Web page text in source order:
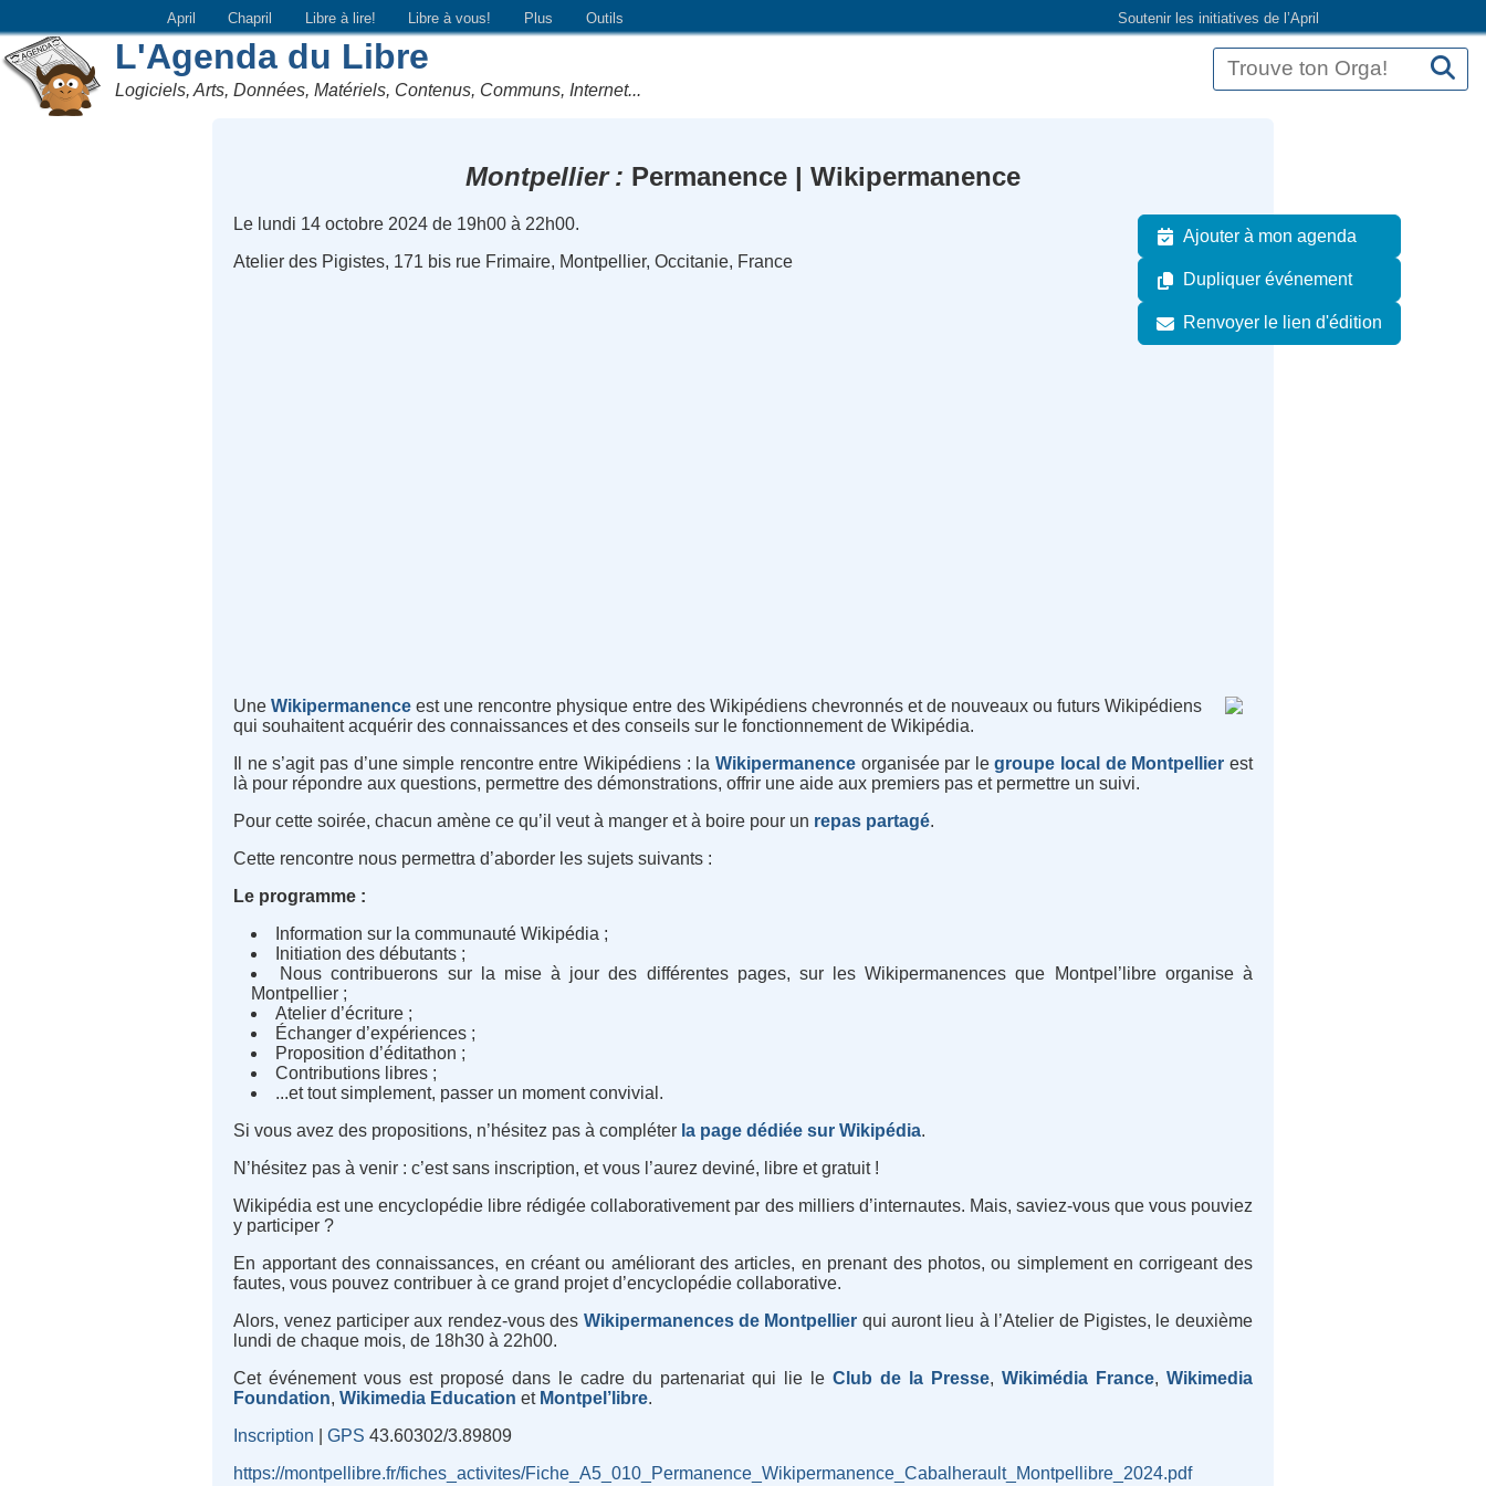
Soutenir les initiatives de l’April
April Chapril Libre à lire! Libre à vous! Plus Outils
L'Agenda du Libre
Logiciels, Arts, Données, Matériels, Contenus, Communs, Internet...
Montpellier Permanence | Wikipermanence
Ajouter à mon agenda
Dupliquer événement
Renvoyer le lien d'édition
Le lundi 14 octobre 2024 de 19h00 à 22h00.
Atelier des Pigistes, 171 bis rue Frimaire, Montpellier, Occitanie, France
UneWikipermanence est une rencontre physique entre des Wikipédiens chevronnés et de nouveaux ou futurs Wikipédiens
qui souhaitent acquérir des connaissances et des conseils sur le fonctionnement de Wikipédia.
Il ne s’agit pas d’une simple rencontre entre Wikipédiens : la Wikipermanenceorganisée par legroupe local de Montpellier est
là pour répondre aux questions, permettre des démonstrations, offrir une aide aux premiers pas et permettre un suivi.
Pour cette soirée, chacun amène ce qu’il veut à manger et à boire pour un repas partagé.
Cette rencontre nous permettra d’aborder les sujets suivants :
Le programme :
Information sur la communauté Wikipédia ;
Initiation des débutants ;
Nous contribuerons sur la mise à jour des différentes pages, sur les Wikipermanences que Montpel’libre organise à
Montpellier ;
Atelier d’écriture ;
Échanger d’expériences ;
Proposition d’éditathon ;
Contributions libres ;
...et tout simplement, passer un moment convivial.
Si vous avez des propositions, n’hésitez pas à compléter la page dédiée sur Wikipédia.
N’hésitez pas à venir : c’est sans inscription, et vous l’aurez deviné, libre et gratuit !
Wikipédia est une encyclopédie libre rédigée collaborativement par des milliers d’internautes. Mais, saviez-vous que vous pouviez
y participer ?
En apportant des connaissances, en créant ou améliorant des articles, en prenant des photos, ou simplement en corrigeant des
fautes, vous pouvez contribuer à ce grand projet d’encyclopédie collaborative.
Alors, venez participer aux rendez-vous des Wikipermanences de Montpellier qui auront lieu à l’Atelier de Pigistes, le deuxième
lundi de chaque mois, de 18h30 à 22h00.
Cet événement vous est proposé dans le cadre du partenariat qui lie le Club de la Presse, Wikimédia France, Wikimedia
Foundation,Wikimedia Educationet Montpel’libre.
Inscription |GPS 43.60302/3.89809
https://montpellibre.fr/fiches_activites/Fiche_A5_010_Permanence_Wikipermanence_Cabalherault_Montpellibre_2024.pdf